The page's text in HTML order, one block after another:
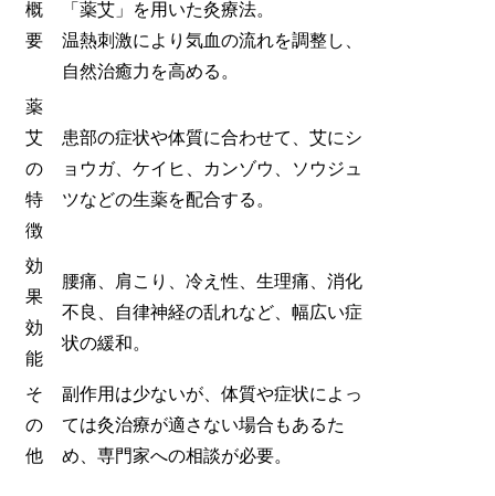
概
要
「薬艾」を用いた灸療法。
温熱刺激により気血の流れを調整し、
自然治癒力を高める。
薬
艾
の
特
徴
患部の症状や体質に合わせて、艾にシ
ョウガ、ケイヒ、カンゾウ、ソウジュ
ツなどの生薬を配合する。
効
果
効
能
腰痛、肩こり、冷え性、生理痛、消化
不良、自律神経の乱れなど、幅広い症
状の緩和。
そ
の
他
副作用は少ないが、体質や症状によっ
ては灸治療が適さない場合もあるた
め、専門家への相談が必要。